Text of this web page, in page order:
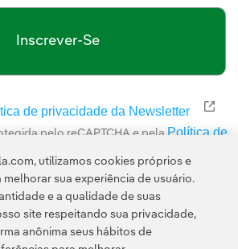
Inscrever-Se
de privacidade da Newsletter Link
pelo reCAPTCHA e pela Política de
utilizamos cookies próprios e
sua experiência de usuário.
e a qualidade de suas
site respeitando sua privacidade,
anônima seus hábitos de